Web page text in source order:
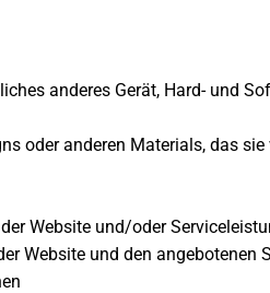
anderes Gerät, Hard- und
oder anderen Materials, das
Website und/oder
Website und den angebotenen